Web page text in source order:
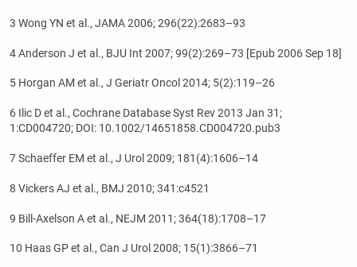
3 Wong YN et al., JAMA 2006; 296(22):2683–93
4 Anderson J et al., BJU Int 2007; 99(2):269–73 [Epub 2006 Sep 18]
5 Horgan AM et al., J Geriatr Oncol 2014; 5(2):119–26
6 Ilic D et al., Cochrane Database Syst Rev 2013 Jan 31;
1:CD004720; DOI: 10.1002/14651858.CD004720.pub3
7 Schaeffer EM et al., J Urol 2009; 181(4):1606–14
8 Vickers AJ et al., BMJ 2010; 341:c4521
9 Bill-Axelson A et al., NEJM 2011; 364(18):1708–17
10 Haas GP et al., Can J Urol 2008; 15(1):3866–71